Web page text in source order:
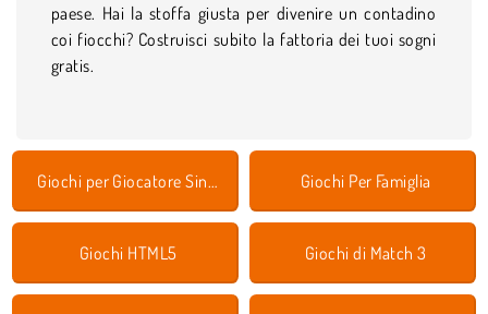
paese. Hai la stoffa giusta per divenire un contadino
coi fiocchi? Costruisci subito la fattoria dei tuoi sogni
gratis.
Giochi per Giocatore Singolo Giochi Per Famiglia
Giochi HTML5 Giochi di Match 3